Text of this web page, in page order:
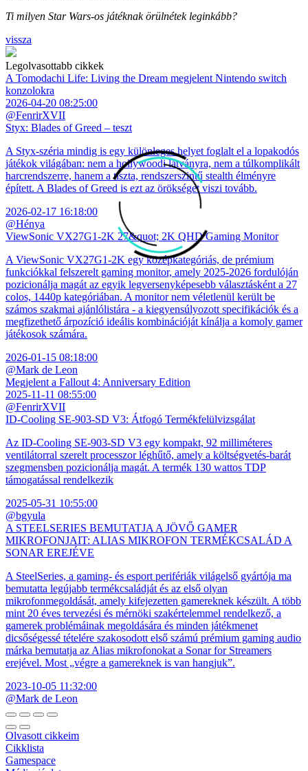
Ti milyen Star Wars-os játéknak örülnétek leginkább?
vissza
Legolvasottabb cikkek
A Tomodachi Life: Living the Dream megjelent Nintendo switch
konzolokra
2026-04-20 08:25:00
@FenrirXVII
Styx: Blades of Greed – teszt
A Styx-széria mindig is egy különleges helyet foglalt el a lopakodós
játékok világában: nem a hollywoodi látványra, nem a túlkomplikált
harcrendszerre, hanem a tiszta, rendszerszintű stealth élményre
épített. A Blades of Greed is ezt az örökséget viszi tovább.
2026-02-17 16:18:00
@Hénya
ViewSonic VX27G1-2K 27&quot; 2K QHD Gaming Monitor
A ViewSonic VX27G1-2K egy középkategóriás, de prémium
funkciókkal felszerelt gaming monitor, amely 2025-2026 fordulóján
pozicionálja magát az egyik legversenyképesebb választásként a 27
colos, 1440p kategóriában. A monitor nem véletlenül került be
számos szakmai ajánlólistára - a kiegyensúlyozott specifikációk és a
megfizethető árpozíció ideális kombinációját kínálja a komoly gamer
játékosok számára.
2026-01-15 08:18:00
@Mark de Leon
Megjelent a Fallout 4: Anniversary Edition
2025-11-11 08:55:00
@FenrirXVII
ID-Cooling SE-903-SD V3: Átfogó Termékfelülvizsgálat
Az ID-Cooling SE-903-SD V3 egy kompakt, 92 milliméteres
ventilátorral szerelt processzor léghűtő, amely a költségvetés-barát
szegmensben pozicionálja magát. A termék 130 wattos TDP
támogatással rendelkezik
2025-05-31 10:55:00
@bgyula
A STEELSERIES BEMUTATJA A JÖVŐ GAMER
MIKROFONJAIT: ALIAS MIKROFON TERMÉKCSALÁD A
SONAR EREJÉVE
A SteelSeries, a gaming- és esport perifériák világelső gyártója ma
bemutatta legújabb termékcsaládját és az első olyan
mikrofonmegoldását, amely kifejezetten gamereknek készült. A több
mint 20 éves tervezési és mérnöki szakértelemmel rendelkező, a
gamerek problémáinak megoldására és minden játékmenet
dicsőségessé tételére szakosodott első számú prémium gaming audio
márka bemutatja az Alias mikrofonokat a Sonar for Streamers
erejével. Most „végre a gamereknek is van hangjuk”.
2023-10-05 11:32:00
@Mark de Leon
Olvasott cikkeim
Cikklista
Gamespace